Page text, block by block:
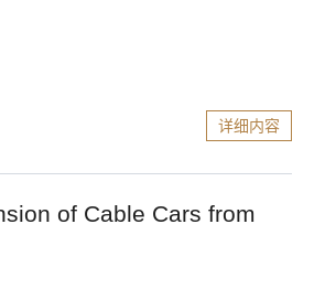
详细内容
of Cable Cars from